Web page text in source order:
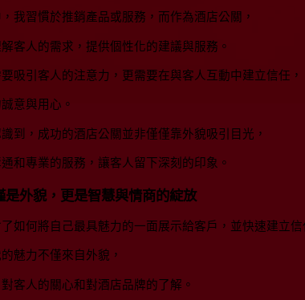
我習慣於推銷產品或服務，而作為酒店公關，
客人的需求，提供個性化的建議與服務。
吸引客人的注意力，更需要在與客人互動中建立信任，
意與用心。
到，成功的酒店公關並非僅僅靠外貌吸引目光，
和專業的服務，讓客人留下深刻的印象。
外貌，更是智慧與情商的綻放
如何將自己最具魅力的一面展示給客戶，並快速建立信
魅力不僅來自外貌，
客人的關心和對酒店品牌的了解。